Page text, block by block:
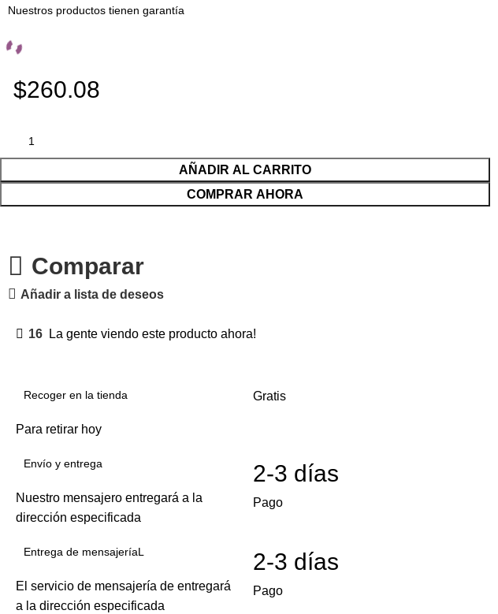
Nuestros productos tienen garantía
$260.08
AÑADIR AL CARRITO
COMPRAR AHORA
Comparar
Añadir a lista de deseos
16 La gente viendo este producto ahora!
Recoger en la tienda
Para retirar hoy
Gratis
Envío y entrega
Nuestro mensajero entregará a la
dirección especificada
2-3 días
Pago
Entrega de mensajeríaL
El servicio de mensajería de entregará
a la dirección especificada
2-3 días
Pago